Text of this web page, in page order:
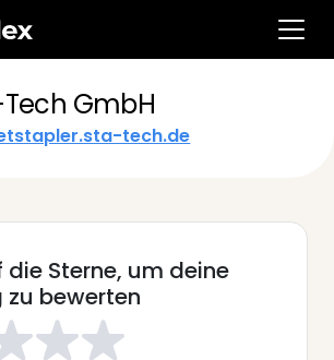
GmbH
tech.de
die Sterne, um deine
zu bewerten